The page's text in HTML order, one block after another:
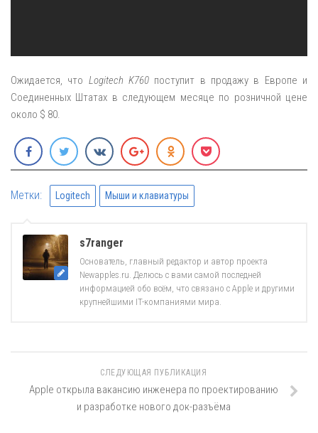
Ожидается, что Logitech K760 поступит в продажу в Европе и
Соединенных Штатах в следующем месяце по розничной цене
около $ 80.
Метки: Logitech Мыши и клавиатуры
s7ranger
Основатель, главный редактор и автор проекта
Newapples.ru. Делюсь с вами самой последней
информацией обо всём, что связано с Apple и другими
крупнейшими IT-компаниями мира.
СЛЕДУЮЩАЯ ПУБЛИКАЦИЯ
Apple открыла вакансию инженера по проектированию
и разработке нового док-разъёма